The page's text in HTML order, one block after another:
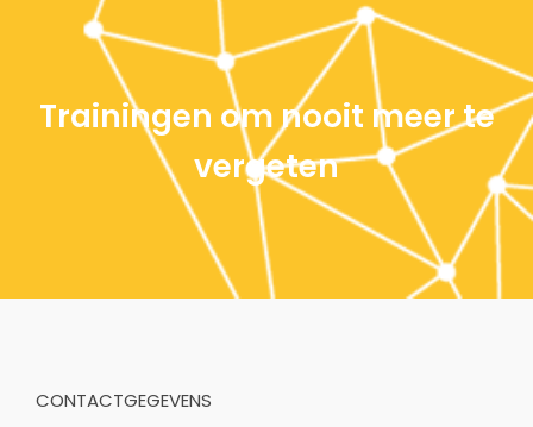
Trainingen om nooit meer te
vergeten
CONTACTGEGEVENS